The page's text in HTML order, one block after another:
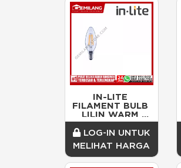
IN-LITE
FILAMENT BULB
LILIN WARM
CLEAR INFM-
C35C-4W-14-WW
4w
LOG-IN UNTUK
MELIHAT HARGA